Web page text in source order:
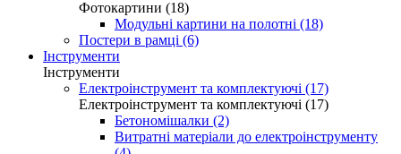
Фотокартини (18)
Модульні картини на полотні (18)
Постери в рамці (6)
Інструменти
Інструменти
Електроінструмент та комплектуючі (17)
Електроінструмент та комплектуючі (17)
Бетономішалки (2)
Витратні матеріали до електроінструменту